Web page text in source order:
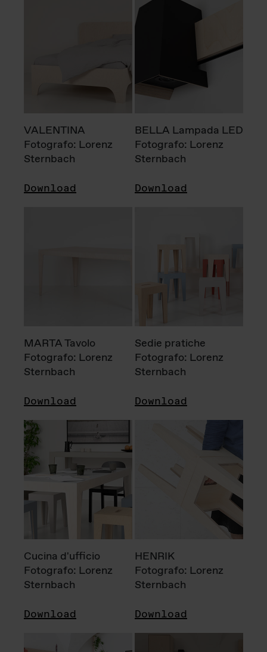
VALENTINA
Fotografo: Lorenz
Sternbach
Download
BELLA Lampada LED
Fotografo: Lorenz
Sternbach
Download
MARTA Tavolo
Fotografo: Lorenz
Sternbach
Download
Sedie pratiche
Fotografo: Lorenz
Sternbach
Download
Cucina d'ufficio
Fotografo: Lorenz
Sternbach
Download
HENRIK
Fotografo: Lorenz
Sternbach
Download